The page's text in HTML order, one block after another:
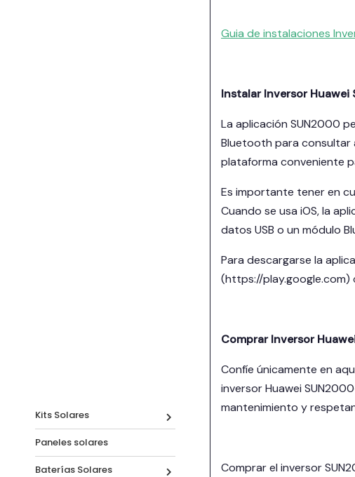
Kits Solares
Paneles solares
Baterías Solares
Guia de instalaciones
Instalar Inversor Huawei
La aplicación SUN2000
Bluetooth para consultar
plataforma conveniente
Es importante tener en
Cuando se usa iOS, la
datos USB o un módulo
Para descargarse la
(https://play.google.com)
Comprar Inversor
Confíe únicamente en
inversor Huawei
mantenimiento y
Comprar el inversor